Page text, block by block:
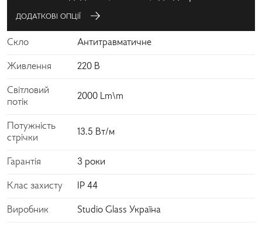
ДОДАТКОВІ ОПЦІЇ
Скло Антитравматичне
Живлення 220 В
Світловий
потік
2000 Lm\m
Потужність
стрічки
13.5 Вт/м
Гарантія 3 роки
Клас захисту IP 44
Виробник Studio Glass Україна